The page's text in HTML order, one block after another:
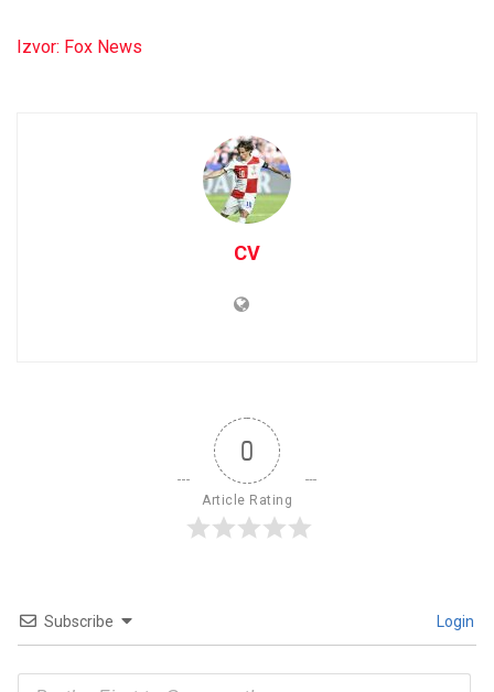
Izvor: Fox News
CV
0
Article Rating
Subscribe Login